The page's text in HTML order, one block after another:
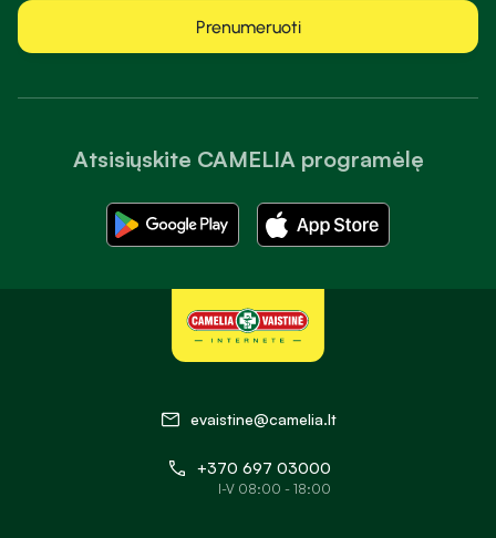
Atsisiųskite CAMELIA programėlę
Prenumeruoti
evaistine@camelia.lt
+370 697 03000
I-V 08:00 - 18:00